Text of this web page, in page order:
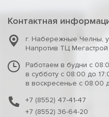
Контактная
г. Набережные Челны,
Напротив ТЦ Мегастрой
Работаем в будни с
в субботу с 08:00 до
в воскресенье с 08:00
+7 (8552) 47-41-47
+7 (8552) 36-64-20